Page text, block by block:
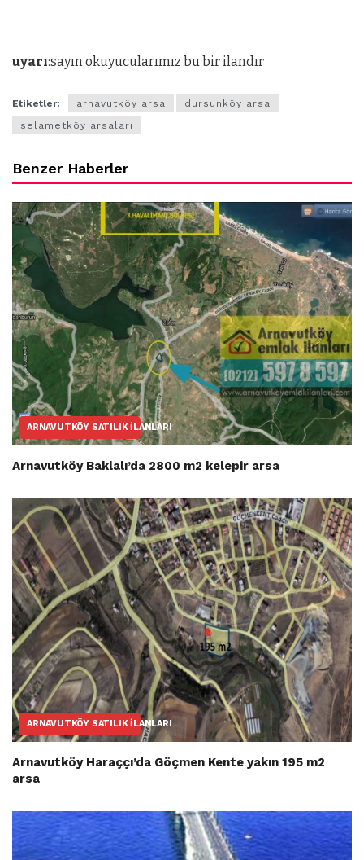
uyarı:sayın okuyucularımız bu bir ilandır
Etiketler: arnavutköy arsa
dursunköy arsa
selametköy arsaları
Benzer Haberler
ARNAVUTKÖY SATILIK İLANLARI
Arnavutköy Baklalı’da 2800 m2 kelepir arsa
ARNAVUTKÖY SATILIK İLANLARI
Arnavutköy Haraççı’da Göçmen Kente yakın 195 m2
arsa